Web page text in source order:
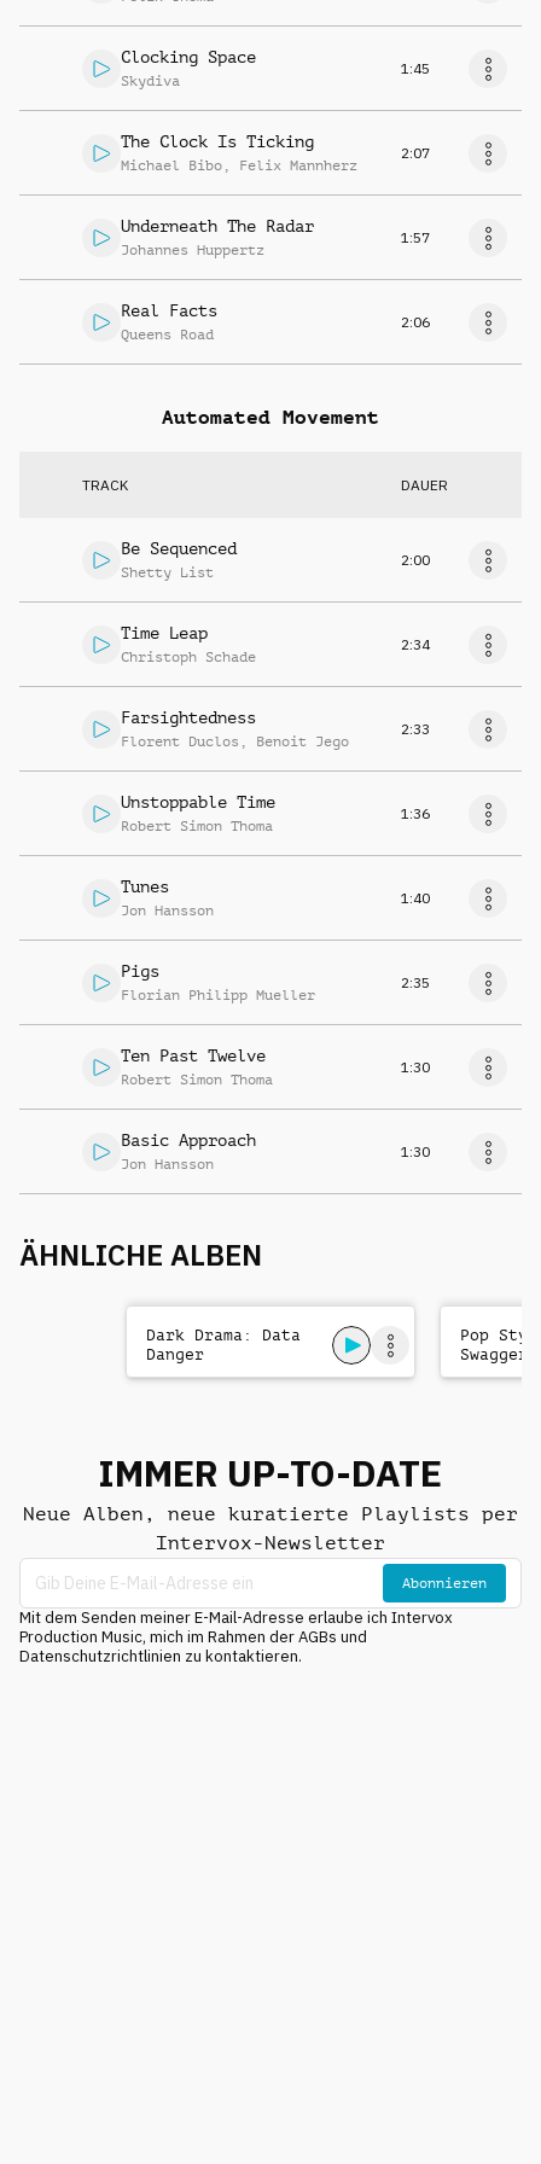
Clocking Space
Skydiva
1:45
The Clock Is Ticking
Michael Bibo , Felix Mannherz
2:07
Underneath The Radar
Johannes Huppertz
1:57
Real Facts
Queens Road
2:06
Automated Movement
TRACK DAUER
Be Sequenced
Shetty List
2:00
Time Leap
Christoph Schade
2:34
Farsightedness
Florent Duclos , Benoit Jego
2:33
Unstoppable Time
Robert Simon Thoma
1:36
Tunes
Jon Hansson
1:40
Pigs
Florian Philipp Mueller
2:35
Ten Past Twelve
Robert Simon Thoma
1:30
Basic Approach
Jon Hansson
1:30
ÄHNLICHE ALBEN
Dark Drama: Data
Danger
Pop
Swagger
IMMER UP-TO-DATE
Neue Alben, neue kuratierte Playlists per
Intervox-Newsletter
Abonnieren
Mit dem Senden meiner E-Mail-Adresse erlaube ich Intervox
Production Music, mich im Rahmen der AGBs und
Datenschutzrichtlinien zu kontaktieren.